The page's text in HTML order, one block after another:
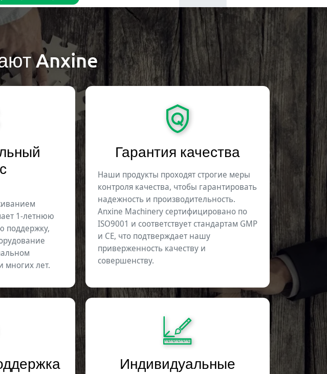
Anxine
1-летнюю
поддержку,
многих лет.
Гарантия качества
Наши продукты проходят строгие меры
контроля качества, чтобы гарантировать
надежность и производительность.
Anxine Machinery сертифицировано по
ISO9001 и соответствует стандартам GMP
и CE, что подтверждает нашу
приверженность качеству и
совершенству.
Индивидуальные